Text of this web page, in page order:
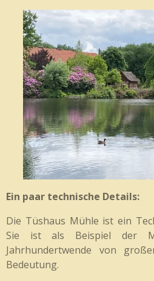
Ein paar technische Details:
Die Tüshaus Mühle ist ein
Sie ist als Beispiel der
Jahrhundertwende von
Bedeutung.